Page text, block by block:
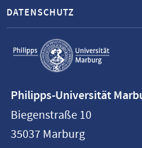
Service-
Navigation
DATENSCHUTZ
Philipps-
Universität
Marburg
Philipps-Universität
Biegenstraße 10
35037 Marburg